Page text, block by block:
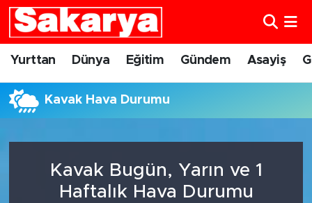
Yurttan Dünya Eğitim Gündem Asayiş
Kavak Hava Durumu
Kavak Bugün, Yarın ve 1
Haftalık Hava Durumu
Yurttan
Eskişehirspor
Eskişehir Nöbetçi Eczaneler
Süper Lig Puan Durumu ve Fikstür